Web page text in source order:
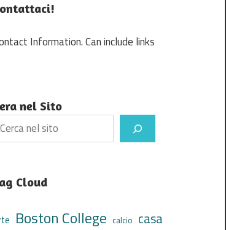
Information. Can include links
nel Sito
Search
Cloud
Boston College calcio casa